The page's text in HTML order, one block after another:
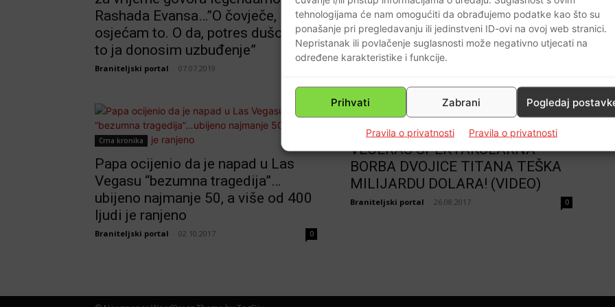
tehnologijama će nam omogućiti da obrađujemo podatke kao što su
ponašanje pri pregledavanju ili jedinstveni ID-ovi na ovoj web stranici.
Nepristanak ili povlačenje suglasnosti može negativno utjecati na
određene karakteristike i funkcije.
Prihvati Zabrani Pogledaj
Pravila o privatnosti Pravila o privatnosti
Rashada Evansa…”O čovječe,
osjećam to. O da, potres dušo. Hej,
to ja donosim uzbuđenje”
Braniteljski portal 07.07.2019
ranjeno
Braniteljski portal 03.10.2017
Crna kronika
Papa ocijenio da je napad u Las
Vegasu “bezumna tragedija”…
ubijeno najmanje 50, a više od 400
ljudi je ranjeno
Braniteljski portal 02.10.2017 0
VEČERAS SPEKTAKULARNA
BORBA DVOJICE TITANA TEŠKA
MILIJARDU DOLARA! (VIDEO)
Braniteljski portal 26.08.2017 0